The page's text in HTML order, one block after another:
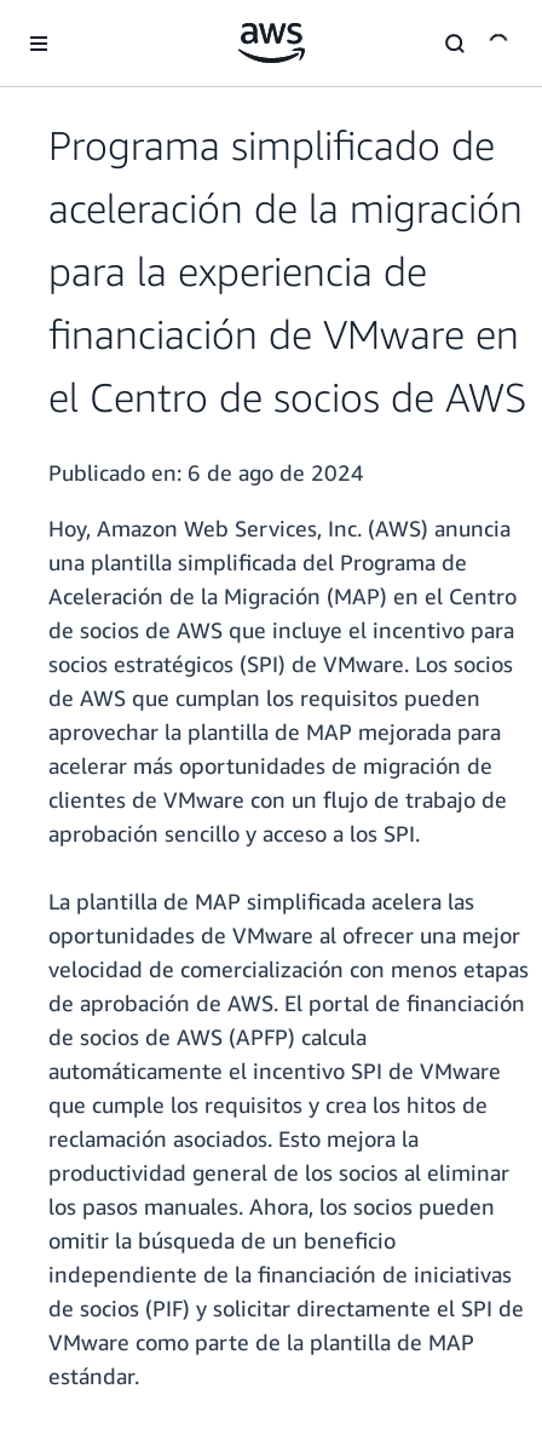
Programa simplificado de
aceleración de la migración
para la experiencia de
financiación de VMware en
el Centro de socios de AWS
Publicado en: 6 de ago de 2024
Hoy, Amazon Web Services, Inc. (AWS) anuncia
una plantilla simplificada del Programa de
Aceleración de la Migración (MAP) en el Centro
de socios de AWS que incluye el incentivo para
socios estratégicos (SPI) de VMware. Los socios
de AWS que cumplan los requisitos pueden
aprovechar la plantilla de MAP mejorada para
acelerar más oportunidades de migración de
clientes de VMware con un flujo de trabajo de
aprobación sencillo y acceso a los SPI.
La plantilla de MAP simplificada acelera las
oportunidades de VMware al ofrecer una mejor
velocidad de comercialización con menos etapas
de aprobación de AWS. El portal de financiación
de socios de AWS (APFP) calcula
automáticamente el incentivo SPI de VMware
que cumple los requisitos y crea los hitos de
reclamación asociados. Esto mejora la
productividad general de los socios al eliminar
los pasos manuales. Ahora, los socios pueden
omitir la búsqueda de un beneficio
independiente de la financiación de iniciativas
de socios (PIF) y solicitar directamente el SPI de
VMware como parte de la plantilla de MAP
estándar.